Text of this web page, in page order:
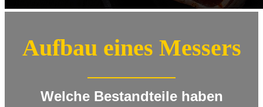
Aufbau eines Messers
Welche Bestandteile haben